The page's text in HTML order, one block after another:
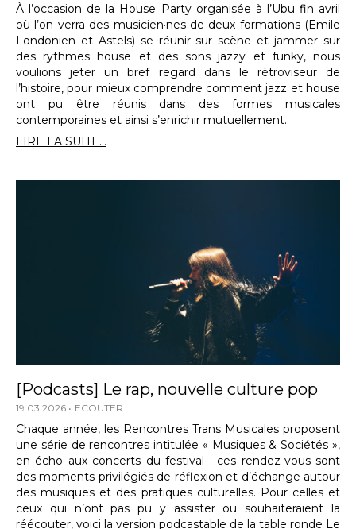
À l’occasion de la House Party organisée à l’Ubu fin avril
où l’on verra des musicien·nes de deux formations (Emile
Londonien et Astels) se réunir sur scène et jammer sur
des rythmes house et des sons jazzy et funky, nous
voulions jeter un bref regard dans le rétroviseur de
l’histoire, pour mieux comprendre comment jazz et house
ont pu être réunis dans des formes musicales
contemporaines et ainsi s’enrichir mutuellement.
LIRE LA SUITE...
[Podcasts] Le rap, nouvelle culture pop
19.03.2026 ECOUTER
Chaque année, les Rencontres Trans Musicales proposent
une série de rencontres intitulée « Musiques & Sociétés »,
en écho aux concerts du festival ; ces rendez-vous sont
des moments privilégiés de réflexion et d’échange autour
des musiques et des pratiques culturelles. Pour celles et
ceux qui n’ont pas pu y assister ou souhaiteraient la
réécouter, voici la version podcastable de la table ronde Le